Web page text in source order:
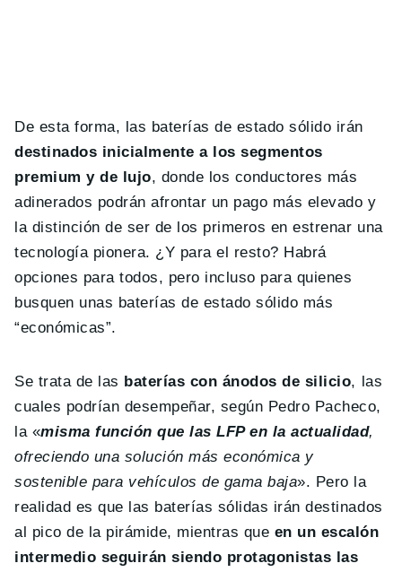
De esta forma, las baterías de estado sólido irán
destinados inicialmente a los segmentos
premium y de lujo, donde los conductores más
adinerados podrán afrontar un pago más elevado y
la distinción de ser de los primeros en estrenar una
tecnología pionera. ¿Y para el resto? Habrá
opciones para todos, pero incluso para quienes
busquen unas baterías de estado sólido más
“económicas”.
Se trata de las baterías con ánodos de silicio, las
cuales podrían desempeñar, según Pedro Pacheco,
la «misma función que las LFP en la actualidad,
ofreciendo una solución más económica y
sostenible para vehículos de gama baja». Pero la
realidad es que las baterías sólidas irán destinados
al pico de la pirámide, mientras que en un escalón
intermedio seguirán siendo protagonistas las